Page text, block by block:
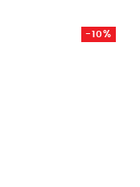
-10%